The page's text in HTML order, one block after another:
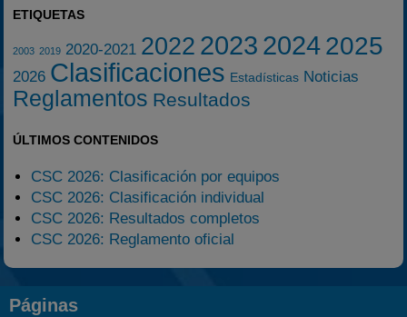
ETIQUETAS
2003 2019 2020-2021 2022 2023 20242025
2026 Clasificaciones Estadísticas Noticias
Reglamentos Resultados
ÚLTIMOS CONTENIDOS
CSC 2026: Clasificación por equipos
CSC 2026: Clasificación individual
CSC 2026: Resultados completos
CSC 2026: Reglamento oficial
Páginas